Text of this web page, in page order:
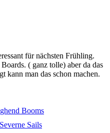
für nächsten Frühling.
( ganz tolle) aber da das
kann man das schon machen.